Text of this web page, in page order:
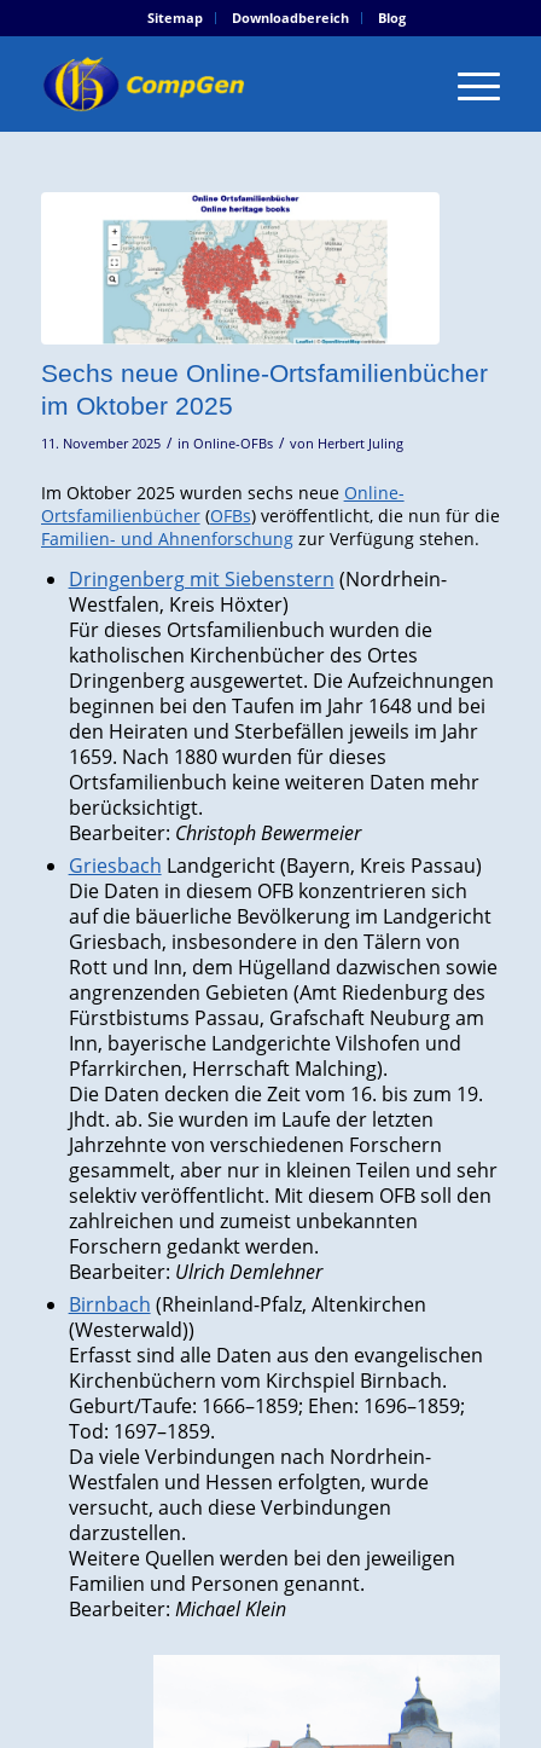
Sitemap Downloadbereich Blog
Sechs neue Online-Ortsfamilienbücher
im Oktober 2025
11. November 2025 / in Online-OFBs / von Herbert Juling
Im Oktober 2025 wurden sechs neue Online-
Ortsfamilienbücher(OFBs) veröffentlicht, die nun für die
Familien- und Ahnenforschungzur Verfügung stehen.
Dringenberg mit Siebenstern (Nordrhein-
Westfalen, Kreis Höxter)
Für dieses Ortsfamilienbuch wurden die
katholischen Kirchenbücher des Ortes
Dringenberg ausgewertet. Die Aufzeichnungen
beginnen bei den Taufen im Jahr 1648 und bei
den Heiraten und Sterbefällen jeweils im Jahr
1659. Nach 1880 wurden für dieses
Ortsfamilienbuch keine weiteren Daten mehr
berücksichtigt.
Bearbeiter: Christoph Bewermeier
Griesbach Landgericht (Bayern, Kreis Passau)
Die Daten in diesem OFB konzentrieren sich
auf die bäuerliche Bevölkerung im Landgericht
Griesbach, insbesondere in den Tälern von
Rott und Inn, dem Hügelland dazwischen sowie
angrenzenden Gebieten (Amt Riedenburg des
Fürstbistums Passau, Grafschaft Neuburg am
Inn, bayerische Landgerichte Vilshofen und
Pfarrkirchen, Herrschaft Malching).
Die Daten decken die Zeit vom 16. bis zum 19.
Jhdt. ab. Sie wurden im Laufe der letzten
Jahrzehnte von verschiedenen Forschern
gesammelt, aber nur in kleinen Teilen und sehr
selektiv veröffentlicht. Mit diesem OFB soll den
zahlreichen und zumeist unbekannten
Forschern gedankt werden.
Bearbeiter: Ulrich Demlehner
Birnbach (Rheinland-Pfalz, Altenkirchen
(Westerwald))
Erfasst sind alle Daten aus den evangelischen
Kirchenbüchern vom Kirchspiel Birnbach.
Geburt/Taufe: 1666–1859; Ehen: 1696–1859;
Tod: 1697–1859.
Da viele Verbindungen nach Nordrhein-
Westfalen und Hessen erfolgten, wurde
versucht, auch diese Verbindungen
darzustellen.
Weitere Quellen werden bei den jeweiligen
Familien und Personen genannt.
Bearbeiter: Michael Klein